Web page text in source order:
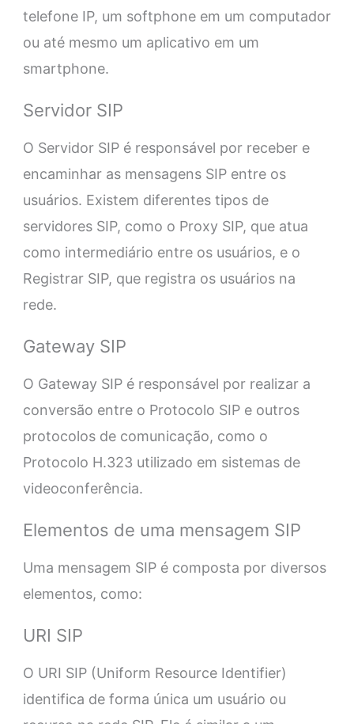
telefone IP, um softphone em um computador
ou até mesmo um aplicativo em um
smartphone.
Servidor SIP
O Servidor SIP é responsável por receber e
encaminhar as mensagens SIP entre os
usuários. Existem diferentes tipos de
servidores SIP, como o Proxy SIP, que atua
como intermediário entre os usuários, e o
Registrar SIP, que registra os usuários na
rede.
Gateway SIP
O Gateway SIP é responsável por realizar a
conversão entre o Protocolo SIP e outros
protocolos de comunicação, como o
Protocolo H.323 utilizado em sistemas de
videoconferência.
Elementos de uma mensagem SIP
Uma mensagem SIP é composta por diversos
elementos, como:
URI SIP
O URI SIP (Uniform Resource Identifier)
identifica de forma única um usuário ou